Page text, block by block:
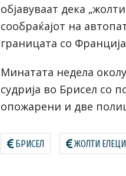
објавуваат дека
сообраќајот на
границата со
Минатата недела
судрија во Брисел со
опожарени и две
БРИСЕЛ ЖОЛТИ ЕЛЕЦИ